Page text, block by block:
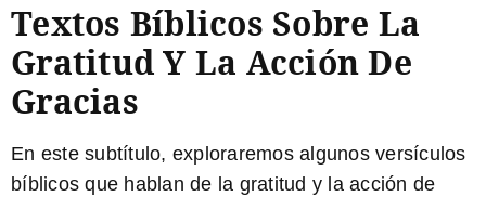
Textos Bíblicos Sobre La
Gratitud Y La Acción De
Gracias
En este subtítulo, exploraremos algunos versículos
bíblicos que hablan de la gratitud y la acción de